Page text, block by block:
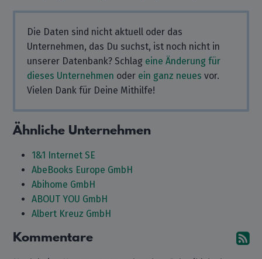
Die Daten sind nicht aktuell oder das
Unternehmen, das Du suchst, ist noch nicht in
unserer Datenbank? Schlag eine Änderung für
dieses Unternehmen oder ein ganz neues vor.
Vielen Dank für Deine Mithilfe!
Ähnliche Unternehmen
1&1 Internet SE
AbeBooks Europe GmbH
Abihome GmbH
ABOUT YOU GmbH
Albert Kreuz GmbH
Kommentare